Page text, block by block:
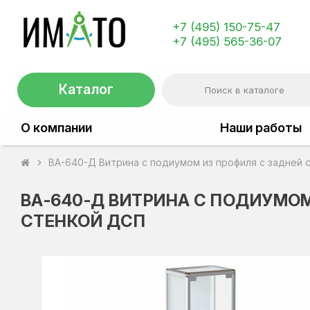
+7 (495) 150-75-47
+7 (495) 565-36-07
Каталог
О компании Наши работы
chevron_right ВА-640-Д Витрина с подиумом из профиля с задней
ВА-640-Д ВИТРИНА С
СТЕНКОЙ ДСП